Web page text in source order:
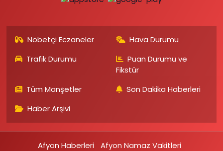
Nöbetçi Eczaneler
Hava Durumu
Trafik Durumu
Puan Durumu ve
Fikstür
Tüm Manşetler
Son Dakika Haberleri
Haber Arşivi
Afyon Haberleri Afyon Namaz Vakitleri